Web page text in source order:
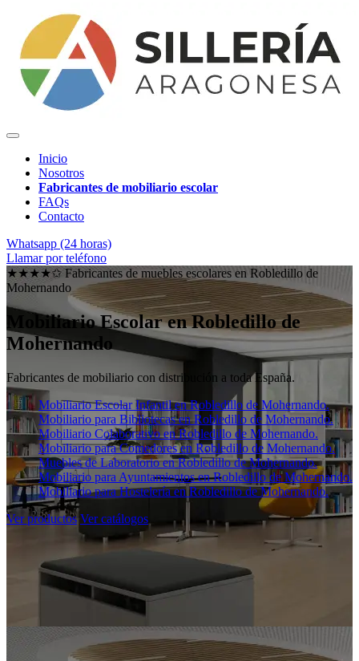
Inicio
Nosotros
Fabricantes de mobiliario escolar
FAQs
Contacto
Whatsapp (24 horas)
Llamar por teléfono
★★★★✩ Fabricantes de muebles escolares en Robledillo de
Mohernando
Mobiliario Escolar enRobledillo de
Mohernando
Fabricantes de mobiliario con distribución a toda España.
Mobiliario Escolar Infantil en Robledillo de Mohernando.
Mobiliario para Bibliotecas en Robledillo de Mohernando.
Mobiliario Colaborativo en Robledillo de Mohernando.
Mobiliario para Comedores en Robledillo de Mohernando.
Muebles de Laboratorio en Robledillo de Mohernando.
Mobiliario para Ayuntamientos en Robledillo de Mohernando.
Mobiliario para Hostelería en Robledillo de Mohernando.
Ver productos Ver catálogos